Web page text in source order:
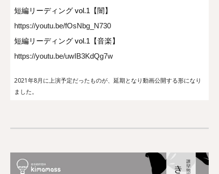
短編リーディング vol.1【闇】
https://youtu.be/fOsNbg_N730
短編リーディング vol.1【音楽】
https://youtu.be/uwIB3KdQg7w
2021年8月に上演予定だったものが、延期となり動画公開する形になり
ました。